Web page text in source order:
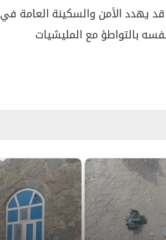
يهدد الأمن والسكينة العامة في
بالتواطؤ مع المليشيات